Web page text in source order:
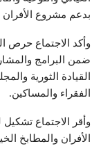
بدعم مشروع
وأكد الاجتماع حرص
ضمن البرامج
القيادة الثورية
الفقراء والمساكين.
وأقر الاجتماع
الأفران والمطابخ